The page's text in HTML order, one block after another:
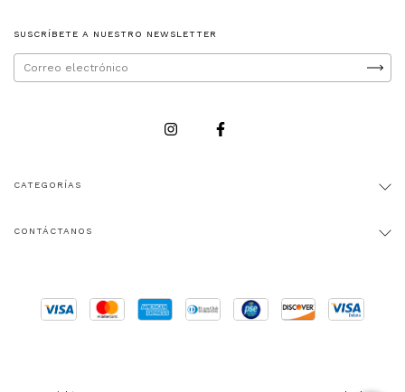
SUSCRÍBETE A NUESTRO NEWSLETTER
CATEGORÍAS
CONTÁCTANOS